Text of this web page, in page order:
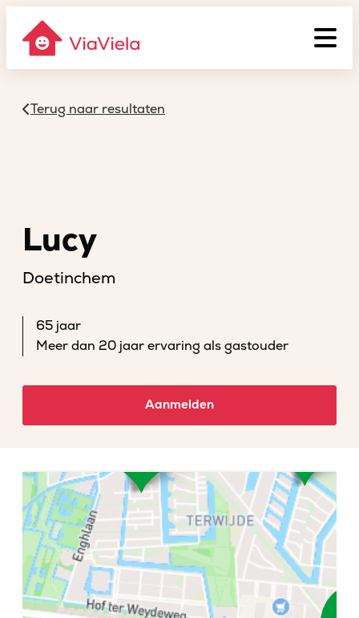
Terug naar resultaten
Lucy
Doetinchem
65 jaar
Meer dan 20 jaar ervaring als gastouder
Aanmelden